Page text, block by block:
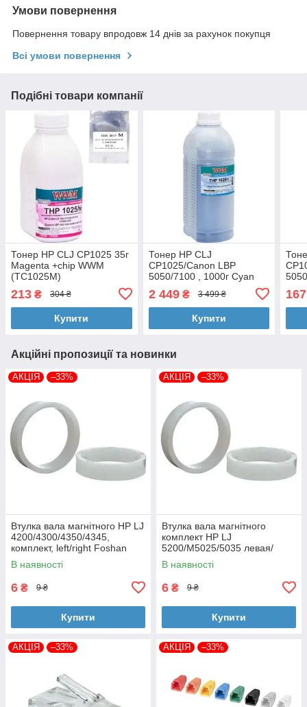
Умови повернення
Повернення товару впродовж 14 днів за рахунок покупця
Всі умови повернення
Подібні товари компанії
Тонер HP CLJ CP1025 35г
Magenta +chip WWM
(TC1025M)
213 ₴ 304 ₴
Купити
Тонер HP CLJ
CP1025/Canon LBP
5050/7100 , 1000г Cyan
2 449₴ 3 499 ₴
Купити
167
Акційні пропозиції та новинки
АКЦІЯ –33%
Втулка вала магнітного HP LJ
4200/4300/4350/4345,
комплект, left/right Foshan
(MAG-1338A-BSH-Foshan)
В наявності
6 ₴ 9 ₴
Купити
АКЦІЯ –33%
Втулка вала магнітного
комплект HP LJ
5200/M5025/5035 левая/
правая Foshan (MAG-7516A-
BSH-Foshan)
В наявності
6 ₴ 9 ₴
Купити
АКЦІЯ –33% АКЦІЯ –33%